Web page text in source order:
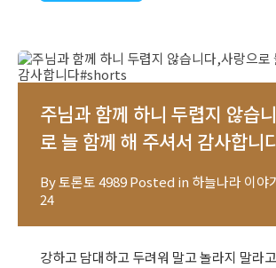
주님과 함께 하니 두렵지 않습
로 늘 함께 해 주셔서 감사합
By토론토 4989Posted in 하늘나라 이야
24
강하고 담대하고 두려워 말고 놀라지 말라